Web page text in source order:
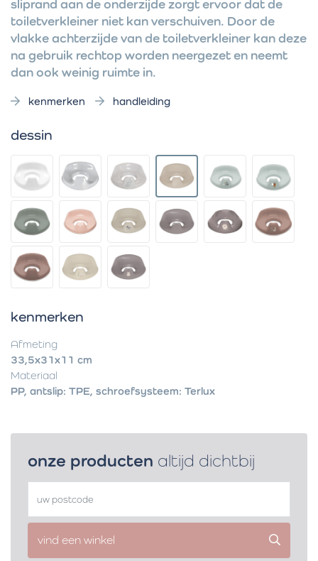
sliprand aan de onderzijde zorgt ervoor dat de
toiletverkleiner niet kan verschuiven. Door de
vlakke achterzijde van de toiletverkleiner kan deze
na gebruik rechtop worden neergezet en neemt
dan ook weinig ruimte in.
kenmerken handleiding
dessin
kenmerken
Afmeting
33,5x31x11 cm
Materiaal
PP, antslip: TPE, schroefsysteem: Terlux
onze producten altijd dichtbij
vind een winkel